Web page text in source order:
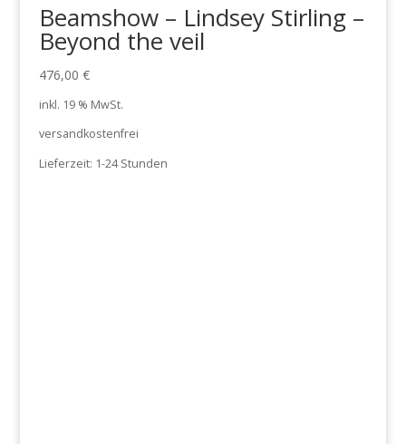
Beamshow – Lindsey Stirling –
Beyond the veil
476,00 €
inkl. 19 % MwSt.
versandkostenfrei
Lieferzeit: 1-24 Stunden